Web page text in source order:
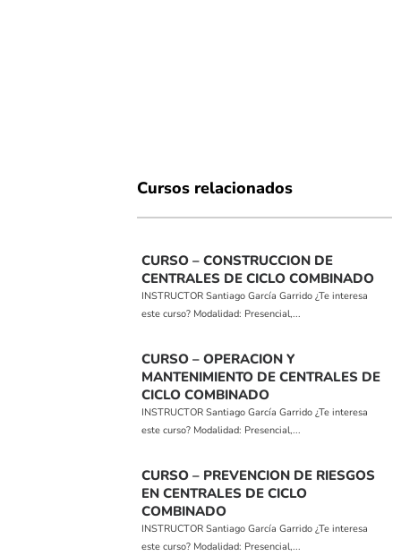
Cursos relacionados
CURSO – CONSTRUCCION DE
CENTRALES DE CICLO COMBINADO
INSTRUCTOR Santiago García Garrido ¿Te interesa
este curso? Modalidad: Presencial,...
CURSO – OPERACION Y
MANTENIMIENTO DE CENTRALES DE
CICLO COMBINADO
INSTRUCTOR Santiago García Garrido ¿Te interesa
este curso? Modalidad: Presencial,...
CURSO – PREVENCION DE RIESGOS
EN CENTRALES DE CICLO
COMBINADO
INSTRUCTOR Santiago García Garrido ¿Te interesa
este curso? Modalidad: Presencial,...